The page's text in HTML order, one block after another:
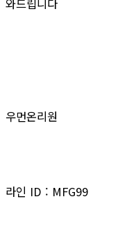
우먼온리원
라인 ID : MFG99